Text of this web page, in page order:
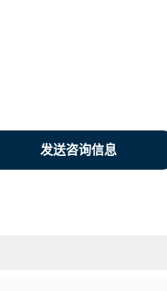
发送咨询信息